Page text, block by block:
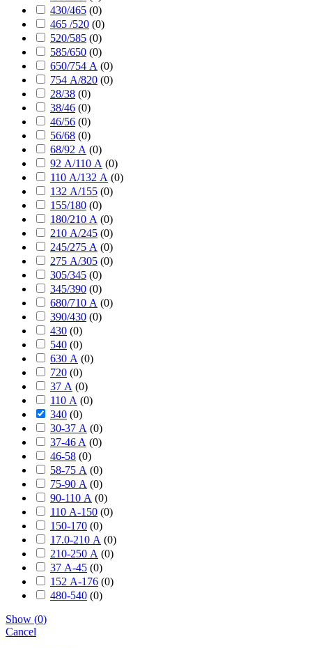
430/465 (0)
465 /520 (0)
520/585 (0)
585/650 (0)
650/754 А (0)
754 А/820 (0)
28/38 (0)
38/46 (0)
46/56 (0)
56/68 (0)
68/92 А (0)
92 А/110 А (0)
110 А/132 А (0)
132 А/155 (0)
155/180 (0)
180/210 А (0)
210 А/245 (0)
245/275 А (0)
275 А/305 (0)
305/345 (0)
345/390 (0)
680/710 А (0)
390/430 (0)
430 (0)
540 (0)
630 А (0)
720 (0)
37 А (0)
110 А (0)
340 (0)
30-37 А (0)
37-46 A (0)
46-58 (0)
58-75 А (0)
75-90 А (0)
90-110 А (0)
110 А-150 (0)
150-170 (0)
17.0-210 А (0)
210-250 А (0)
37 А-45 (0)
152 А-176 (0)
480-540 (0)
Show (0)
Cancel